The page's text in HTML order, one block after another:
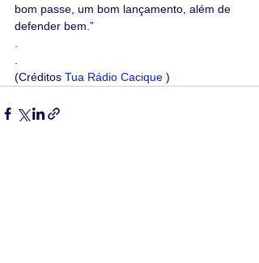
bom passe, um bom lançamento, além de
defender bem.”
(Créditos Tua Rádio Cacique )